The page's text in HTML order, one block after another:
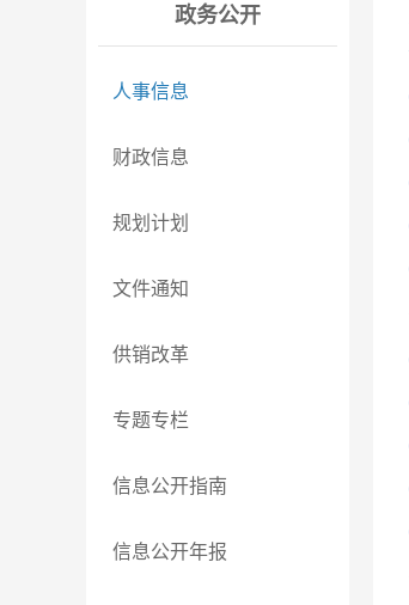
政务公开
人事信息
财政信息
规划计划
文件通知
供销改革
专题专栏
信息公开指南
信息公开年报